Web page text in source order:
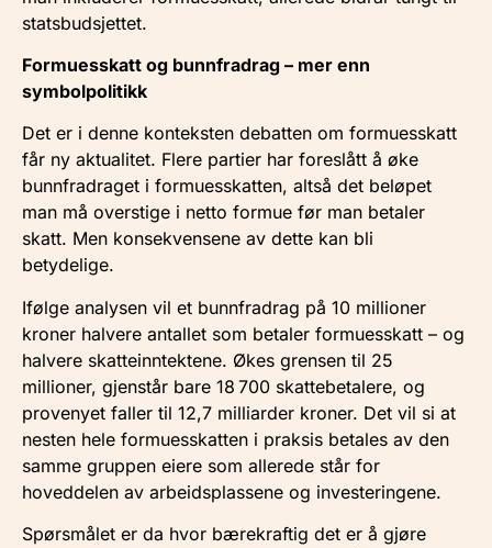
statsbudsjettet.
Formuesskatt og bunnfradrag – mer enn
symbolpolitikk
Det er i denne konteksten debatten om formuesskatt
får ny aktualitet. Flere partier har foreslått å øke
bunnfradraget i formuesskatten, altså det beløpet
man må overstige i netto formue før man betaler
skatt. Men konsekvensene av dette kan bli
betydelige.
Ifølge analysen vil et bunnfradrag på 10 millioner
kroner halvere antallet som betaler formuesskatt – og
halvere skatteinntektene. Økes grensen til 25
millioner, gjenstår bare 18 700 skattebetalere, og
provenyet faller til 12,7 milliarder kroner. Det vil si at
nesten hele formuesskatten i praksis betales av den
samme gruppen eiere som allerede står for
hoveddelen av arbeidsplassene og investeringene.
Spørsmålet er da hvor bærekraftig det er å gjøre